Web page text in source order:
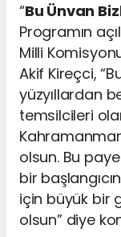
“Bu Ünvan
Programın
Milli
Akif Kireçci,
yüzyıllardan
temsilcileri
olsun. Bu
bir
için büyük bir
olsun” diye